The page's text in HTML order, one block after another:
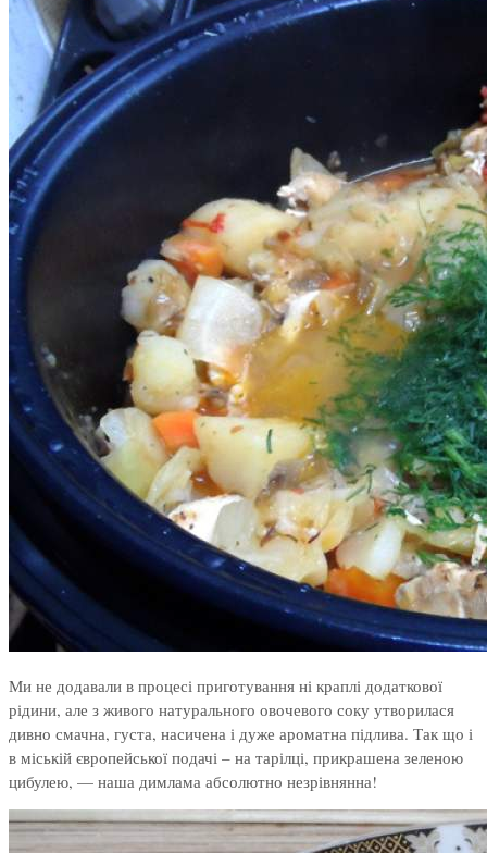
Ми не додавали в процесі приготування ні краплі додаткової
рідини, але з живого натурального овочевого соку утворилася
дивно смачна, густа, насичена і дуже ароматна підлива. Так що і
в міській європейської подачі – на тарілці, прикрашена зеленою
цибулею, — наша димлама абсолютно незрівнянна!